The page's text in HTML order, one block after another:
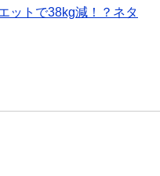
ットで38kg減！？ネタ